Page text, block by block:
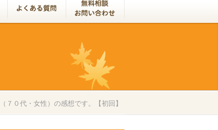
７０代・女性）の感想です。【初回】